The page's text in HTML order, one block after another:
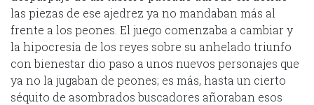
las piezas de ese ajedrez ya no mandaban más al
frente a los peones. El juego comenzaba a cambiar y
la hipocresía de los reyes sobre su anhelado triunfo
con bienestar dio paso a unos nuevos personajes que
ya no la jugaban de peones; es más, hasta un cierto
séquito de asombrados buscadores añoraban esos